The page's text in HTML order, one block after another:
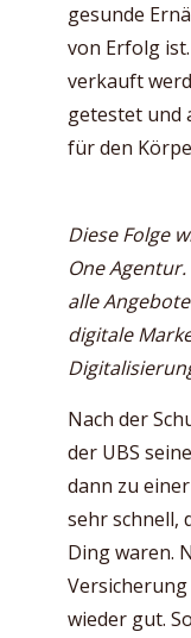
gesunde
von Erfolg
verkauft
getestet und
für den
Diese Folge
One
alle
digitale
Nach der
der UBS
dann zu
sehr schnell,
Ding waren.
wieder gut.